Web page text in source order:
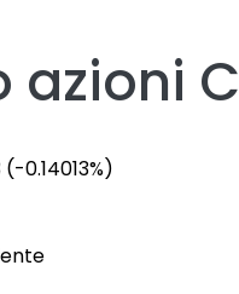
azioni
(-0.14013%)